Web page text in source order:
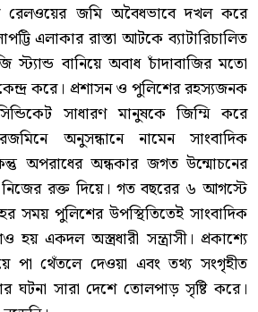
রেলওয়ের জমি অবৈধভাবে দখল করে
এলাকার রাস্তা আটকে ব্যাটারিচালিত
বানিয়ে অবাধ চাঁদাবাজির মতো
করে। প্রশাসন ও পুলিশের রহস্যজনক
সাধারণ মানুষকে জিম্মি করে
অনুসন্ধানে নামেন সাংবাদিক
অপরাধের অন্ধকার জগত উন্মোচনের
রক্ত দিয়ে। গত বছরের ৬ আগস্টে
সময় পুলিশের উপস্থিতিতেই সাংবাদিক
একদল অস্ত্রধারী সন্ত্রাসী। প্রকাশ্যে
পা থেঁতলে দেওয়া এবং তথ্য সংগৃহীত
ঘটনা সারা দেশে তোলপাড় সৃষ্টি করে।